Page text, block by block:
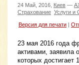
24 Май, 2016, Киев —
Страхование Услуги и
Версия для печати
23 мая 2016 года
активами, заявила
которых достигает